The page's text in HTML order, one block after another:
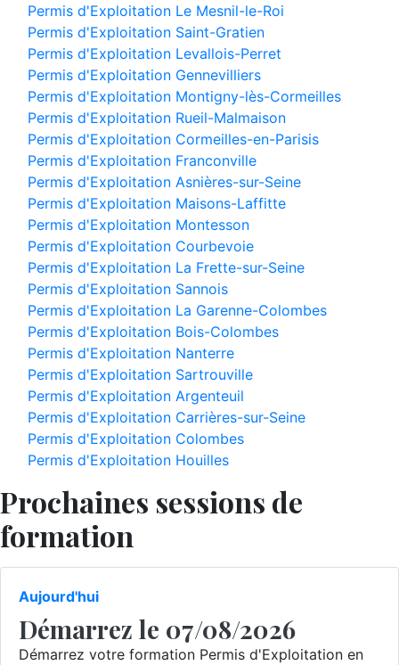
Permis d'Exploitation Le Mesnil-le-Roi
Permis d'Exploitation Saint-Gratien
Permis d'Exploitation Levallois-Perret
Permis d'Exploitation Gennevilliers
Permis d'Exploitation Montigny-lès-Cormeilles
Permis d'Exploitation Rueil-Malmaison
Permis d'Exploitation Cormeilles-en-Parisis
Permis d'Exploitation Franconville
Permis d'Exploitation Asnières-sur-Seine
Permis d'Exploitation Maisons-Laffitte
Permis d'Exploitation Montesson
Permis d'Exploitation Courbevoie
Permis d'Exploitation La Frette-sur-Seine
Permis d'Exploitation Sannois
Permis d'Exploitation La Garenne-Colombes
Permis d'Exploitation Bois-Colombes
Permis d'Exploitation Nanterre
Permis d'Exploitation Sartrouville
Permis d'Exploitation Argenteuil
Permis d'Exploitation Carrières-sur-Seine
Permis d'Exploitation Colombes
Permis d'Exploitation Houilles
Prochaines sessions de
formation
Aujourd'hui
Démarrez le 07/08/2026
Démarrez votre formation Permis d'Exploitation en